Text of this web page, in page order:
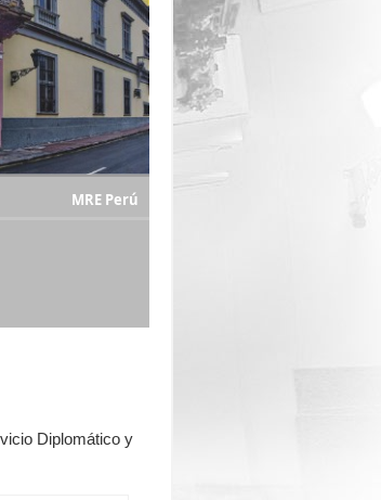
MRE Perú
Diplomático y